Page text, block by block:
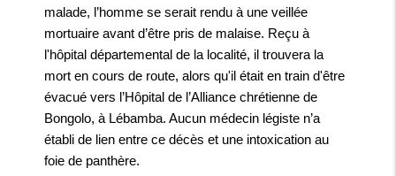
malade, l’homme se serait rendu à une veillée
mortuaire avant d’être pris de malaise. Reçu à
l'hôpital départemental de la localité, il trouvera la
mort en cours de route, alors qu'il était en train d'être
évacué vers l’Hôpital de l’Alliance chrétienne de
Bongolo, à Lébamba. Aucun médecin légiste n’a
établi de lien entre ce décès et une intoxication au
foie de panthère.